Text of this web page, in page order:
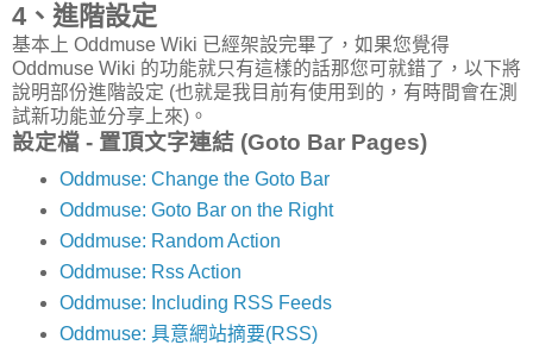
4、進階設定
基本上 Oddmuse Wiki 已經架設完畢了，如果您覺得
Oddmuse Wiki 的功能就只有這樣的話那您可就錯了，以下將
說明部份進階設定 (也就是我目前有使用到的，有時間會在測
試新功能並分享上來)。
設定檔 - 置頂文字連結 (Goto Bar Pages)
Oddmuse: Change the Goto Bar
Oddmuse: Goto Bar on the Right
Oddmuse: Random Action
Oddmuse: Rss Action
Oddmuse: Including RSS Feeds
Oddmuse: 具意網站摘要(RSS)